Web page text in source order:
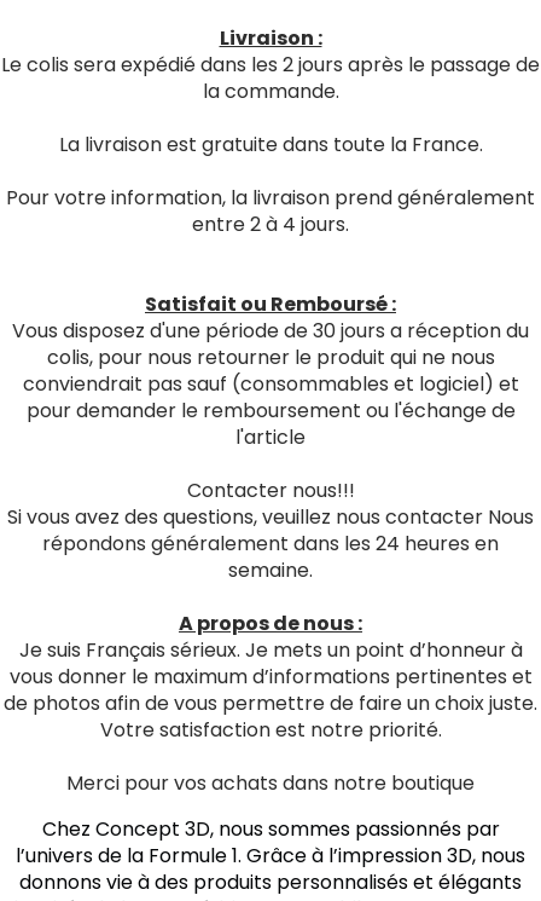
Livraison :
Le colis sera expédié dans les 2 jours après le passage de
la commande.
La livraison est gratuite dans toute la France.
Pour votre information, la livraison prend généralement
entre 2 à 4 jours.
Satisfait ou Remboursé :
Vous disposez d'une période de 30 jours a réception du
colis, pour nous retourner le produit qui ne nous
conviendrait pas sauf (consommables et logiciel) et
pour demander le remboursement ou l'échange de
l'article
Contacter nous!!!
Si vous avez des questions, veuillez nous contacter Nous
répondons généralement dans les 24 heures en
semaine.
A propos de nous :
Je suis Français sérieux. Je mets un point d’honneur à
vous donner le maximum d’informations pertinentes et
de photos afin de vous permettre de faire un choix juste.
Votre satisfaction est notre priorité.
Merci pour vos achats dans notre boutique
Chez Concept 3D, nous sommes passionnés par
l’univers de la Formule 1. Grâce à l’impression 3D, nous
donnons vie à des produits personnalisés et élégants